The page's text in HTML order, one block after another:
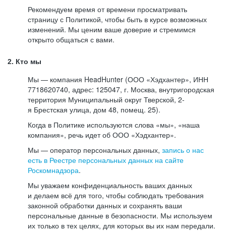
Рекомендуем время от времени просматривать
страницу с Политикой, чтобы быть в курсе возможных
изменений. Мы ценим ваше доверие и стремимся
открыто общаться с вами.
2. Кто мы
Мы — компания HeadHunter (ООО «Хэдхантер», ИНН
7718620740, адрес: 125047, г. Москва, внутригородская
территория Муниципальный округ Тверской, 2-
я Брестская улица, дом 48, помещ. 25).
Когда в Политике используются слова «мы», «наша
компания», речь идет об ООО «Хэдхантер».
Мы — оператор персональных данных, запись о нас
есть в Реестре персональных данных на сайте
Роскомнадзора.
Мы уважаем конфиденциальность ваших данных
и делаем всё для того, чтобы соблюдать требования
законной обработки данных и сохранять ваши
персональные данные в безопасности. Мы используем
их только в тех целях, для которых вы их нам передали.